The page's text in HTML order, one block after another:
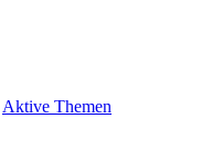
Aktive Themen